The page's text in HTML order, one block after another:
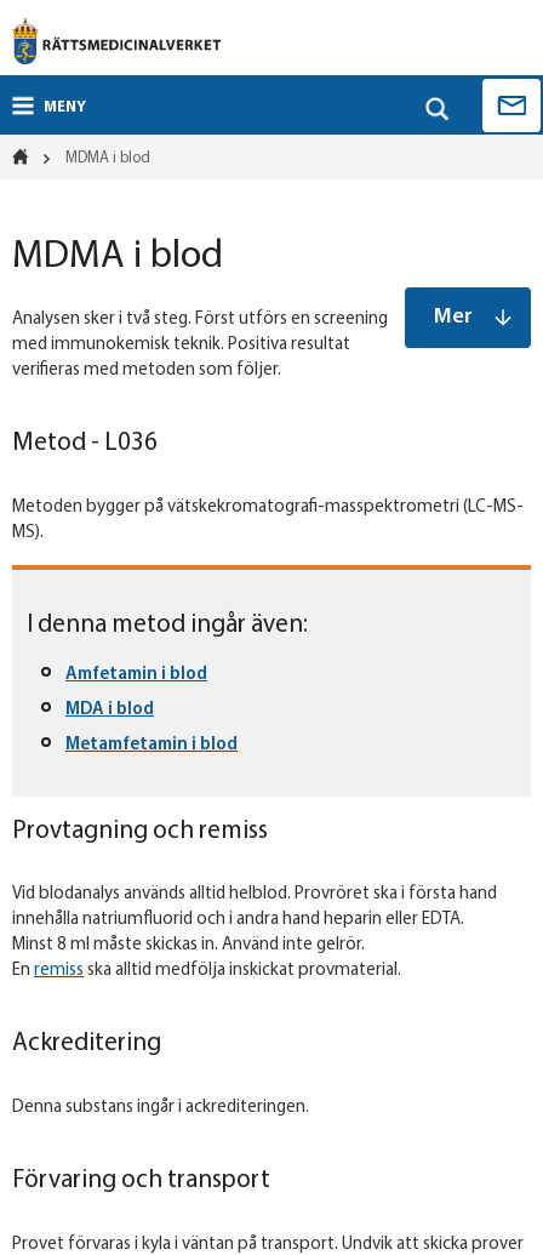
MENY
MDMA i blod
MDMA i blod
Mer
Analysen sker i två steg. Först utförs en screening
med immunokemisk teknik. Positiva resultat
verifieras med metoden som följer.
Metod - L036
Metoden bygger på vätskekromatografi-masspektrometri (LC-MS-
MS).
I denna metod ingår även:
Amfetamin i blod
MDA i blod
Metamfetamin i blod
Provtagning och remiss
Vid blodanalys används alltid helblod. Provröret ska i första hand
innehålla natriumfluorid och i andra hand heparin eller EDTA.
Minst 8 ml måste skickas in. Använd inte gelrör.
En remiss ska alltid medfölja inskickat provmaterial.
Ackreditering
Denna substans ingår i ackrediteringen.
Förvaring och transport
Provet förvaras i kyla i väntan på transport. Undvik att skicka prover